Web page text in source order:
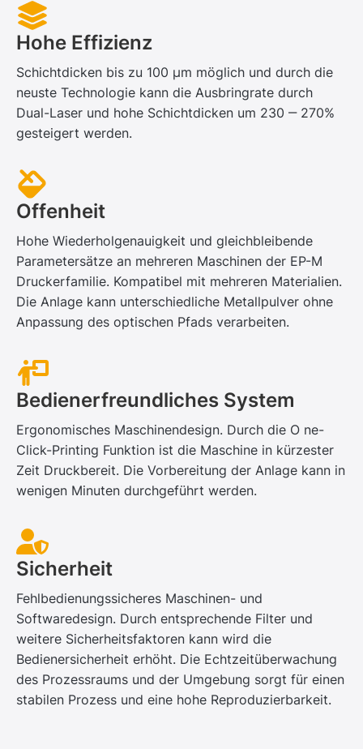
Hohe Effizienz
Schichtdicken bis zu 100 μm möglich und durch die
neuste Technologie kann die Ausbringrate durch
Dual-Laser und hohe Schichtdicken um 230 ‒ 270%
gesteigert werden.
Offenheit
Hohe Wiederholgenauigkeit und gleichbleibende
Parametersätze an mehreren Maschinen der EP-M
Druckerfamilie. Kompatibel mit mehreren Materialien.
Die Anlage kann unterschiedliche Metallpulver ohne
Anpassung des optischen Pfads verarbeiten.
Bediener­freundliches System
Ergonomisches Maschinendesign. Durch die O ne-
Click-Printing Funktion ist die Maschine in kürzester
Zeit Druckbereit. Die Vorbereitung der Anlage kann in
wenigen Minuten durchgeführt werden.
Sicherheit
Fehlbedienungssicheres Maschinen- und
Softwaredesign. Durch entsprechende Filter und
weitere Sicherheitsfaktoren kann wird die
Bedienersicherheit erhöht. Die Echtzeitüberwachung
des Prozessraums und der Umgebung sorgt für einen
stabilen Prozess und eine hohe Reproduzierbarkeit.